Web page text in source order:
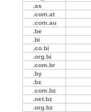
.as
.com.at
.com.au
.be
.bi
.co.bi
.org.bi
.com.br
.by
.bz
.com.bz
.net.bz
.org.bz